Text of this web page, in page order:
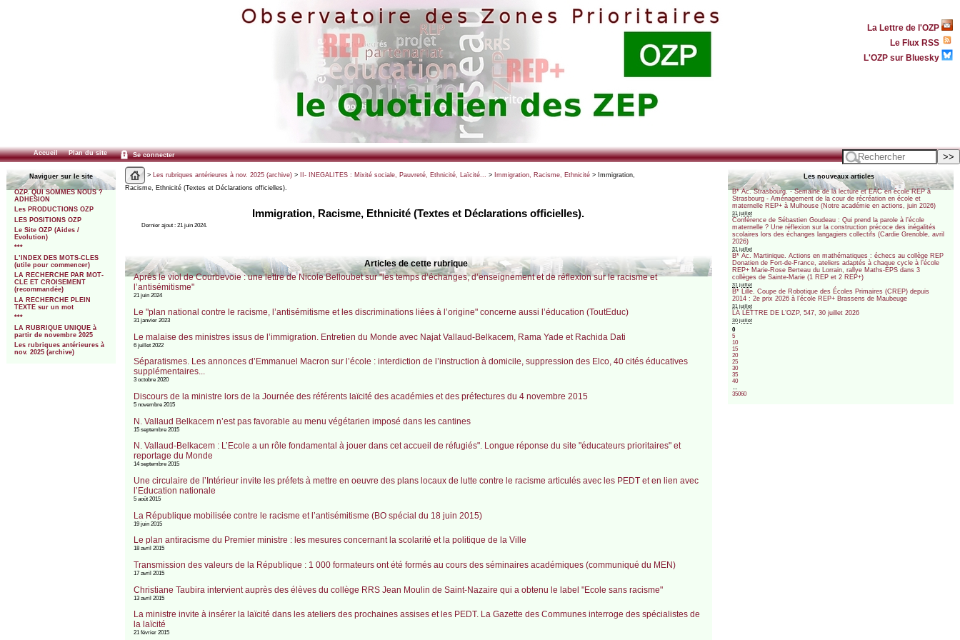
La Lettre de l'OZP
Le Flux RSS
L'OZP sur Bluesky
Accueil Plan du site Se connecter
Naviguer sur le site
OZP. QUI SOMMES NOUS ?
ADHESION
Les PRODUCTIONS OZP
LES POSITIONS OZP
Le Site OZP (Aides /
Evolution)
***
L’INDEX DES MOTS-CLES
(utile pour commencer)
LA RECHERCHE PAR MOT-
CLE ET CROISEMENT
(recommandée)
LA RECHERCHE PLEIN
TEXTE sur un mot
***
LA RUBRIQUE UNIQUE à
partir de novembre 2025
Les rubriques antérieures à
nov. 2025 (archive)
> Les rubriques antérieures à nov. 2025 (archive)> II- INEGALITES : Mixité sociale, Pauvreté, Ethnicité, Laïcité... > Immigration, Racisme, Ethnicité> Immigration,
Racisme, Ethnicité (Textes et Déclarations officielles).
Immigration, Racisme, Ethnicité (Textes et Déclarations officielles).
Dernier ajout : 21 juin 2024.
Articles de cette rubrique
Après le viol de Courbevoie : une lettre de Nicole Belloubet sur "les temps d’échanges, d’enseignement et de réflexion sur le racisme et
l’antisémitisme"
21 juin 2024
Le "plan national contre le racisme, l’antisémitisme et les discriminations liées à l’origine" concerne aussi l’éducation (ToutEduc)
31 janvier 2023
Le malaise des ministres issus de l’immigration. Entretien du Monde avec Najat Vallaud-Belkacem, Rama Yade et Rachida Dati
6 juillet 2022
Séparatismes. Les annonces d’Emmanuel Macron sur l’école : interdiction de l’instruction à domicile, suppression des Elco, 40 cités éducatives
supplémentaires...
3 octobre 2020
Discours de la ministre lors de la Journée des référents laïcité des académies et des préfectures du 4 novembre 2015
5 novembre 2015
N. Vallaud Belkacem n’est pas favorable au menu végétarien imposé dans les cantines
15 septembre 2015
N. Vallaud-Belkacem : L’Ecole a un rôle fondamental à jouer dans cet accueil de réfugiés". Longue réponse du site "éducateurs prioritaires" et
reportage du Monde
14 septembre 2015
Une circulaire de l’Intérieur invite les préfets à mettre en oeuvre des plans locaux de lutte contre le racisme articulés avec les PEDT et en lien avec
l’Education nationale
5 août 2015
La République mobilisée contre le racisme et l’antisémitisme (BO spécial du 18 juin 2015)
19 juin 2015
Le plan antiracisme du Premier ministre : les mesures concernant la scolarité et la politique de la Ville
18 avril 2015
Transmission des valeurs de la République : 1 000 formateurs ont été formés au cours des séminaires académiques (communiqué du MEN)
17 avril 2015
Christiane Taubira intervient auprès des élèves du collège RRS Jean Moulin de Saint-Nazaire qui a obtenu le label "Ecole sans racisme"
13 avril 2015
La ministre invite à insérer la laïcité dans les ateliers des prochaines assises et les PEDT. La Gazette des Communes interroge des spécialistes de
la laïcité
21 février 2015
Les nouveaux articles
B* Ac. Strasbourg. - Semaine de la lecture et EAC en école REP à
Strasbourg - Aménagement de la cour de récréation en école et
maternelle REP+ à Mulhouse (Notre académie en actions, juin 2026)
31 juillet
Conférence de Sébastien Goudeau : Qui prend la parole à l’école
maternelle ? Une réflexion sur la construction précoce des inégalités
scolaires lors des échanges langagiers collectifs (Cardie Grenoble, avril
2026)
31 juillet
B* Ac. Martinique. Actions en mathématiques : échecs au collège REP
Donatien de Fort-de-France, ateliers adaptés à chaque cycle à l’école
REP+ Marie-Rose Berteau du Lorrain, rallye Maths-EPS dans 3
collèges de Sainte-Marie (1 REP et 2 REP+)
31 juillet
B* Lille. Coupe de Robotique des Écoles Primaires (CREP) depuis
2014 : 2e prix 2026 à l’école REP+ Brassens de Maubeuge
31 juillet
LA LETTRE DE L’OZP, 547, 30 juillet 2026
30 juillet
0
5
10
15
20
25
30
35
40
35060